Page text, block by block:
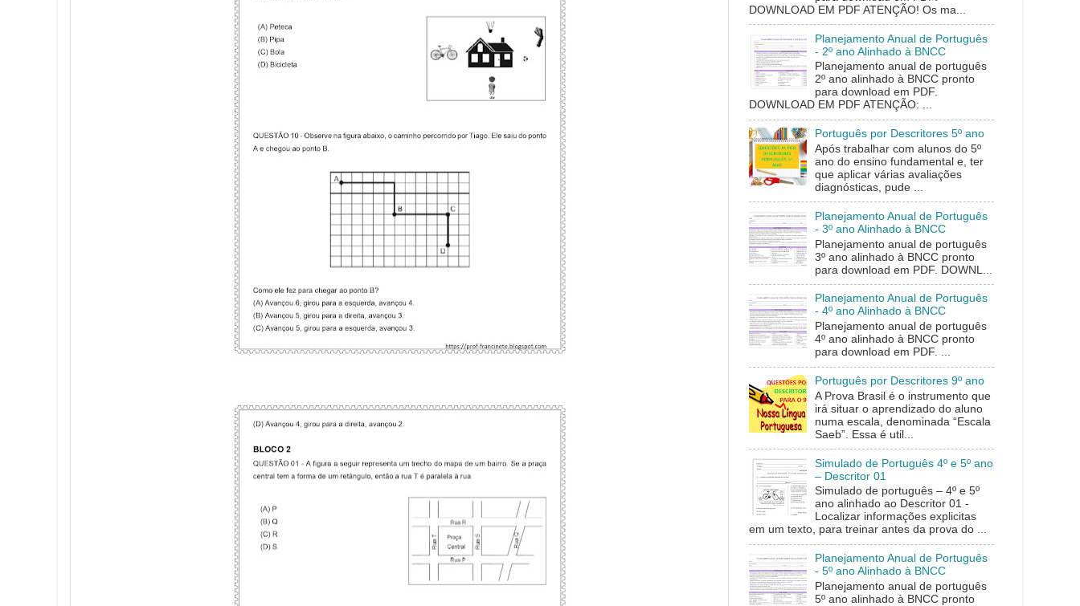
DOWNLOAD EM PDF ATENÇÃO! Os ma...
Planejamento Anual de Português
- 2º ano Alinhado à BNCC
Planejamento anual de português
2º ano alinhado à BNCC pronto
para download em PDF.
DOWNLOAD EM PDF ATENÇÃO: ...
Português por Descritores 5º ano
Após trabalhar com alunos do 5º
ano do ensino fundamental e, ter
que aplicar várias avaliações
diagnósticas, pude ...
Planejamento Anual de Português
- 3º ano Alinhado à BNCC
Planejamento anual de português
3º ano alinhado à BNCC pronto
para download em PDF. DOWNL...
Planejamento Anual de Português
- 4º ano Alinhado à BNCC
Planejamento anual de português
4º ano alinhado à BNCC pronto
para download em PDF. ...
Português por Descritores 9º ano
A Prova Brasil é o instrumento que
irá situar o aprendizado do aluno
numa escala, denominada “Escala
Saeb”. Essa é util...
Simulado de Português 4º e 5º ano
– Descritor 01
Simulado de português – 4º e 5º
ano alinhado ao Descritor 01 -
Localizar informações explicitas
em um texto, para treinar antes da prova do ...
Planejamento Anual de Português
- 5º ano Alinhado à BNCC
Planejamento anual de português
5º ano alinhado à BNCC pronto